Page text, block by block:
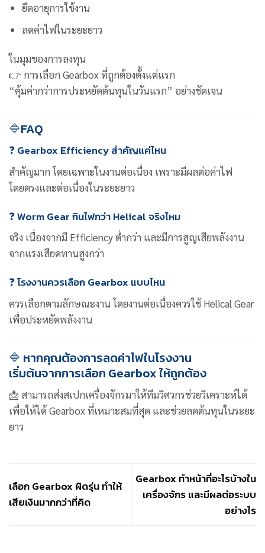
ยืดอายุการใช้งาน
ลดค่าไฟในระยะยาว
ในมุมของการลงทุน
👉 การเลือก Gearbox ที่ถูกต้องตั้งแต่แรก
“คุ้มค่ากว่าการประหยัดต้นทุนในวันแรก” อย่างชัดเจน
🔷FAQ
❓ Gearbox Efficiency สำคัญแค่ไหน
สำคัญมาก โดยเฉพาะในงานต่อเนื่อง เพราะมีผลต่อค่าไฟ
โดยตรงและต่อเนื่องในระยะยาว
❓ Worm Gear กินไฟกว่า Helical จริงไหม
จริง เนื่องจากมี Efficiency ต่ำกว่า และมีการสูญเสียพลังงาน
จากแรงเสียดทานสูงกว่า
❓ โรงงานควรเลือก Gearbox แบบไหน
ควรเลือกตามลักษณะงาน โดยงานต่อเนื่องควรใช้ Helical Gear
เพื่อประหยัดพลังงาน
🔷 หากคุณต้องการลดค่าไฟในโรงงาน
เริ่มต้นจากการเลือก Gearbox ให้ถูกต้อง
📩 สามารถส่งสเปกเครื่องจักรมาให้ทีมวิศวกรช่วยวิเคราะห์ได้
เพื่อให้ได้ Gearbox ที่เหมาะสมที่สุด และช่วยลดต้นทุนในระยะ
ยาว
เลือก Gearbox ผิดรุ่น ทำให้
เสียเงินมากกว่าที่คิด
Gearbox ทำหน้าที่อะไรบ้างใน
เครื่องจักร และมีผลต่อระบบ
อย่างไร